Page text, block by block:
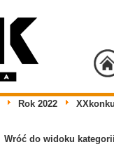
Rok 2022
Wróć do widoku